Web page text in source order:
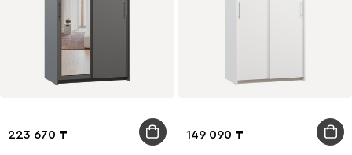
223 670 149 090